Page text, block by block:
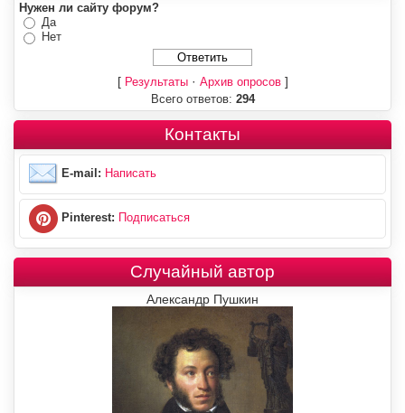
Нужен ли сайту форум?
Да
Нет
[ Результаты· Архив опросов]
Всего ответов: 294
Контакты
E-mail: Написать
Pinterest: Подписаться
Случайный автор
Александр Пушкин